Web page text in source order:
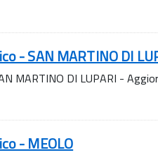
- SAN MARTINO DI
MARTINO DI LUPARI -
- MEOLO